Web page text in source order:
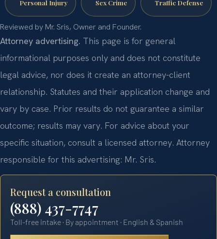
Personal Injury Sex Crime Traffic Defense
Reviewed by Mr. Sris, Owner and Founder.
Attorney advertising. This page is for general
informational purposes only and does not constitute
legal advice, nor does it create an attorney-client
relationship. Statutes and their application change and
vary by case. Prior results do not guarantee a similar
outcome; results may vary. For advice about your
specific situation, consult a licensed attorney. Attorney
responsible for this advertising: Mr. Sris.
Request a consultation
(888) 437-7747
Toll-free intake · By appointment · English & Spanish